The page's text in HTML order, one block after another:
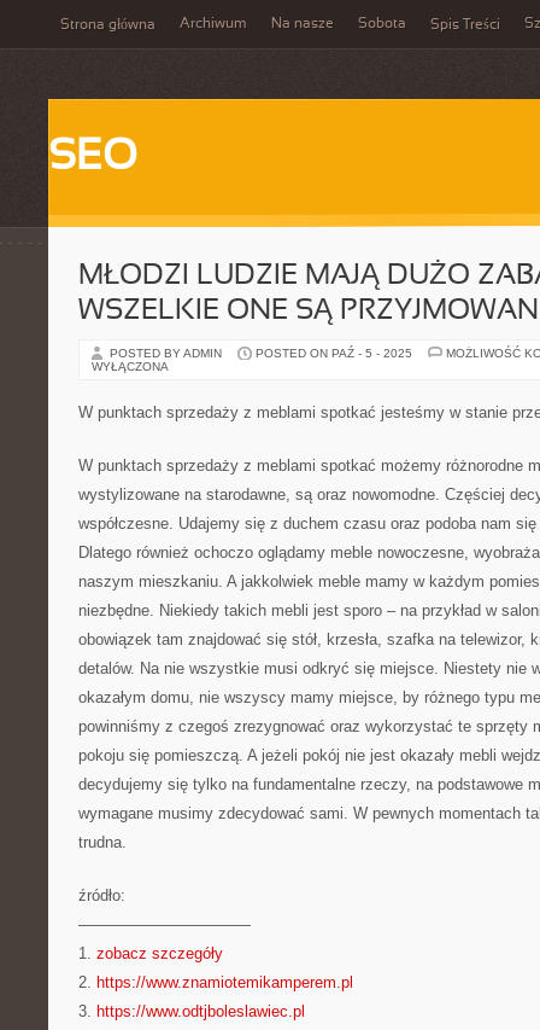
Strona główna Archiwum Na nasze Sobota Spis Treści
SEO
MŁODZI LUDZIE MAJĄ DUŻO
WSZELKIE ONE SĄ
POSTED BY ADMIN POSTED ON PAŹ - 5 - 2025
MOŻLIWOŚĆ
WYŁĄCZONA
W punktach sprzedaży z meblami spotkać jesteśmy w stanie
W punktach sprzedaży z meblami spotkać możemy różnorodne
wystylizowane na starodawne, są oraz nowomodne. Częściej
współczesne. Udajemy się z duchem czasu oraz podoba nam
Dlatego również ochoczo oglądamy meble nowoczesne,
naszym mieszkaniu. A jakkolwiek meble mamy w każdym
niezbędne. Niekiedy takich mebli jest sporo – na przykład w
obowiązek tam znajdować się stół, krzesła, szafka na telewizor,
detalów. Na nie wszystkie musi odkryć się miejsce. Niestety nie
okazałym domu, nie wszyscy mamy miejsce, by różnego typu
powinniśmy z czegoś zrezygnować oraz wykorzystać te sprzęty
pokoju się pomieszczą. A jeżeli pokój nie jest okazały mebli
decydujemy się tylko na fundamentalne rzeczy, na podstawowe
wymagane musimy zdecydować sami. W pewnych momentach
trudna.
źródło:
———————————
1. zobacz szczegóły
2. https://www.znamiotemikamperem.pl
3. https://www.odtjboleslawiec.pl